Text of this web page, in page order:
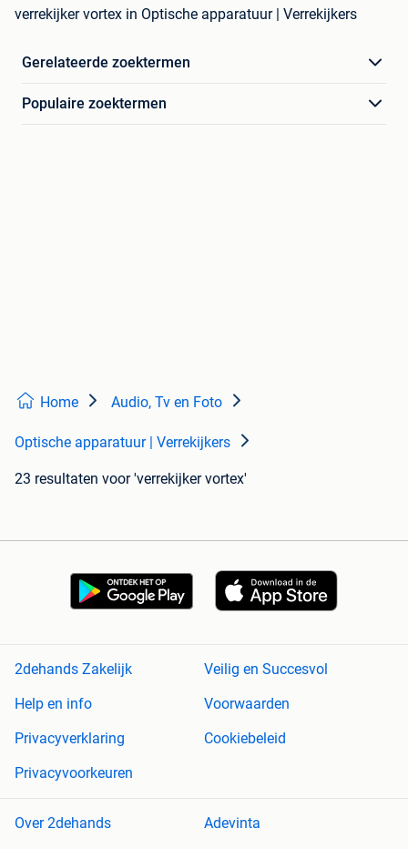
verrekijker vortex in Optische apparatuur | Verrekijkers
Gerelateerde zoektermen
Populaire zoektermen
Home Audio, Tv en Foto
Optische apparatuur | Verrekijkers
23 resultaten voor 'verrekijker vortex'
2dehands Zakelijk
Veilig en Succesvol
Help en info
Voorwaarden
Privacyverklaring
Cookiebeleid
Privacyvoorkeuren
Over 2dehands Adevinta